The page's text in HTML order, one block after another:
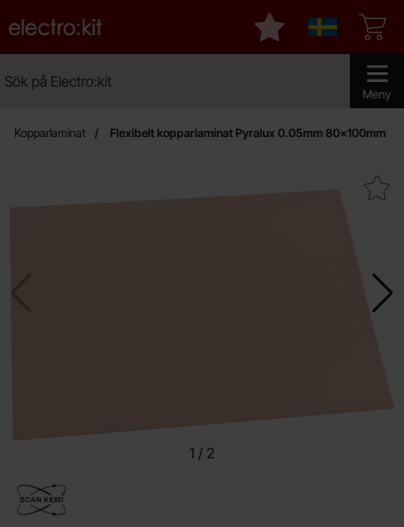
Meny
Startsidan för Electro:kit
Sverige
Mina favoriter
Kopparlaminat Flexibelt kopparlaminat Pyralux 0.05mm 80x100mm
Makera flexibelt kopparlaminat
1 / 2